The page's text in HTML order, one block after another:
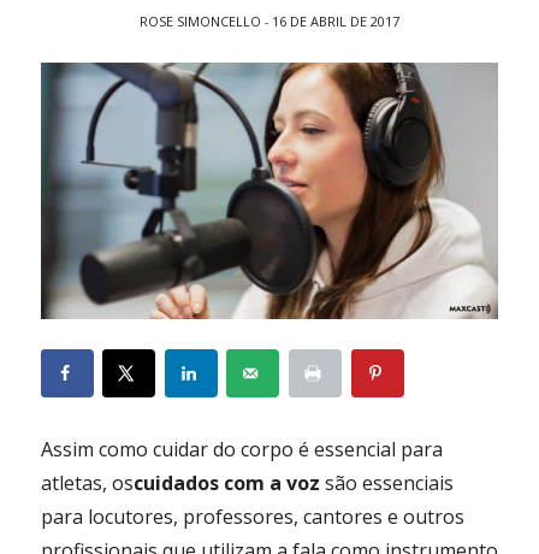
ROSE SIMONCELLO - 16 DE ABRIL DE 2017
Assim como cuidar do corpo é essencial para
atletas, oscuidados com a voz são essenciais
para locutores, professores, cantores e outros